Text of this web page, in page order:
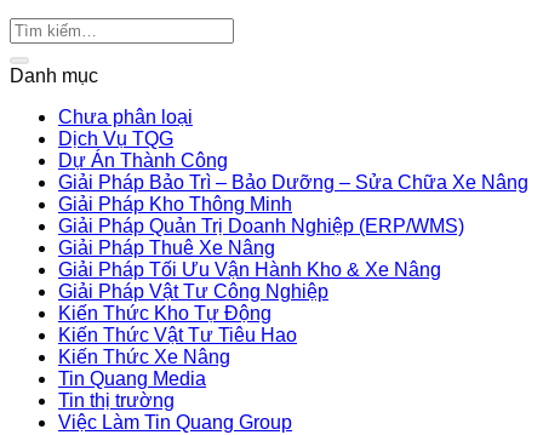
Danh mục
Chưa phân loại
Dịch Vụ TQG
Dự Án Thành Công
Giải Pháp Bảo Trì – Bảo Dưỡng – Sửa Chữa Xe Nâng
Giải Pháp Kho Thông Minh
Giải Pháp Quản Trị Doanh Nghiệp (ERP/WMS)
Giải Pháp Thuê Xe Nâng
Giải Pháp Tối Ưu Vận Hành Kho & Xe Nâng
Giải Pháp Vật Tư Công Nghiệp
Kiến Thức Kho Tự Động
Kiến Thức Vật Tư Tiêu Hao
Kiến Thức Xe Nâng
Tin Quang Media
Tin thị trường
Việc Làm Tin Quang Group